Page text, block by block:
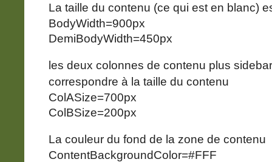
La taille du contenu (ce qui est en blanc)
BodyWidth=900px
DemiBodyWidth=450px
les deux colonnes de contenu plus
correspondre à la taille du contenu
ColASize=700px
ColBSize=200px
La couleur du fond de la zone de contenu
ContentBackgroundColor=#FFF